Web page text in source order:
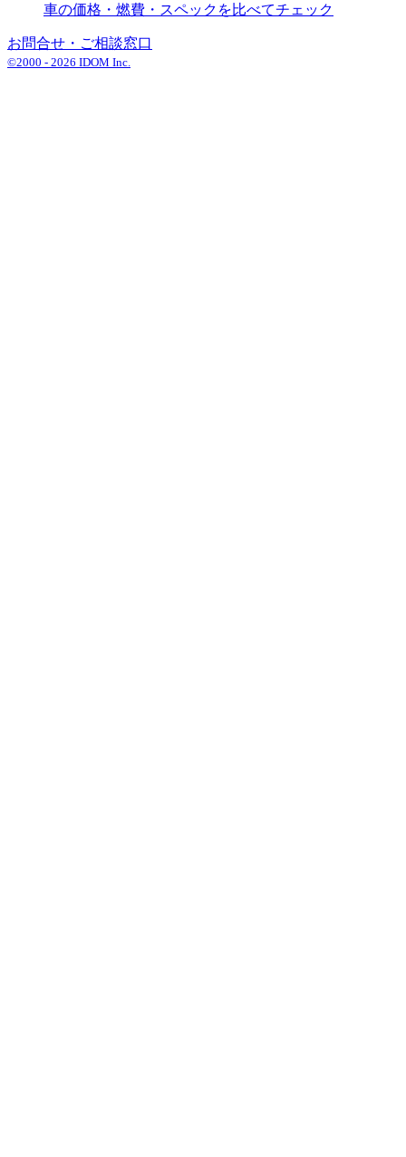
車の価格・燃費・スペックを比べてチェック
お問合せ・ご相談窓口
©2000 - 2026 IDOM Inc.